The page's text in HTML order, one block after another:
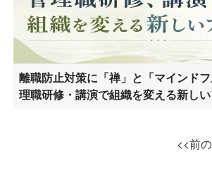
離職防止対策に「禅」と「マインド
理職研修・講演で組織を変える新し
<<前